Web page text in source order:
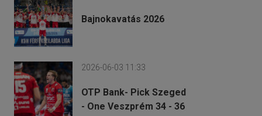
Bajnokavatás 2026
2026-06-03 11:33
OTP Bank- Pick Szeged
- One Veszprém 34 - 36